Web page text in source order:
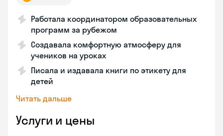
Работала координатором образовательных
программ за рубежом
Создавала комфортную атмосферу для
учеников на уроках
Писала и издавала книги по этикету для
детей
Читать дальше
Услуги и цены